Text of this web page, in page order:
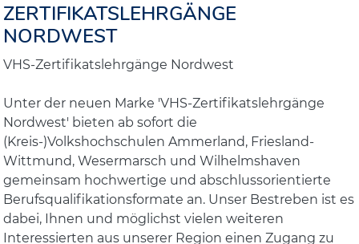
ZERTIFIKATSLEHRGÄNGE
NORDWEST
VHS-Zertifikatslehrgänge Nordwest
Unter der neuen Marke 'VHS-Zertifikatslehrgänge
Nordwest' bieten ab sofort die
(Kreis-)Volkshochschulen Ammerland, Friesland-
Wittmund, Wesermarsch und Wilhelmshaven
gemeinsam hochwertige und abschlussorientierte
Berufsqualifikationsformate an. Unser Bestreben ist es
dabei, Ihnen und möglichst vielen weiteren
Interessierten aus unserer Region einen Zugang zu